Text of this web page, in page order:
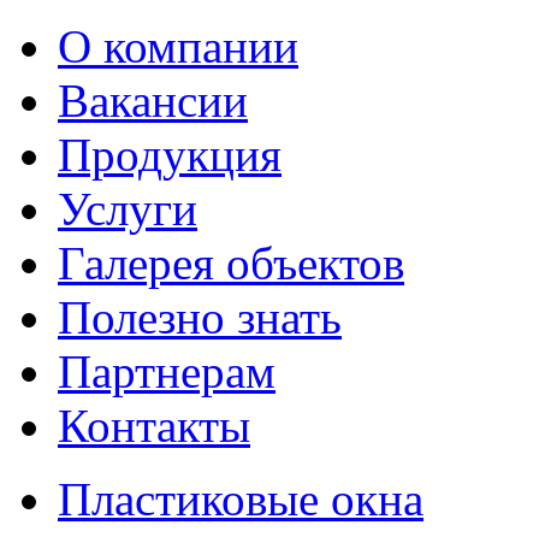
О компании
Вакансии
Продукция
Услуги
Галерея объектов
Полезно знать
Партнерам
Контакты
Пластиковые окна